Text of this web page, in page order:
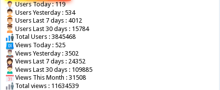
Users Today : 119
Users Yesterday : 534
Users Last 7 days : 4012
Users Last 30 days : 15784
Total Users : 3845468
Views Today : 525
Views Yesterday : 3502
Views Last 7 days : 24352
Views Last 30 days : 109885
Views This Month : 31508
Total views : 11634539